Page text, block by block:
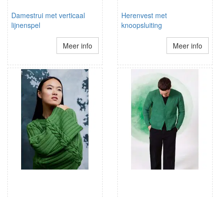
Damestrui met verticaal
lijnenspel
Meer info
Herenvest met
knoopsluiting
Meer info